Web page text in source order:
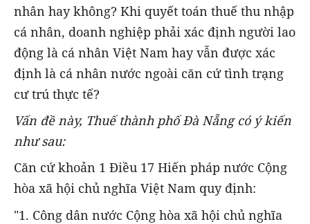
nhân hay không? Khi quyết toán thuế thu nhập
cá nhân, doanh nghiệp phải xác định người lao
động là cá nhân Việt Nam hay vẫn được xác
định là cá nhân nước ngoài căn cứ tình trạng
cư trú thực tế?
Vấn đề này, Thuế thành phố Đà Nẵng có ý kiến
như sau:
Căn cứ khoản 1 Điều 17 Hiến pháp nước Cộng
hòa xã hội chủ nghĩa Việt Nam quy định:
"1. Công dân nước Cộng hòa xã hội chủ nghĩa